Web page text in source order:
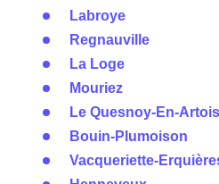
Labroye
Regnauville
La Loge
Mouriez
Le Quesnoy-En-Artois
Bouin-Plumoison
Vacqueriette-